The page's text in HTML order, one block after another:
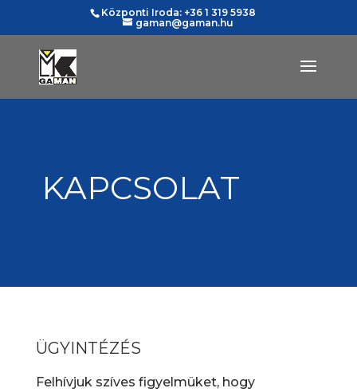
Központi Iroda: +36 1 319 5938
gaman@gaman.hu
KAPCSOLAT
ÜGYINTÉZÉS
Felhívjuk szíves figyelmüket, hogy